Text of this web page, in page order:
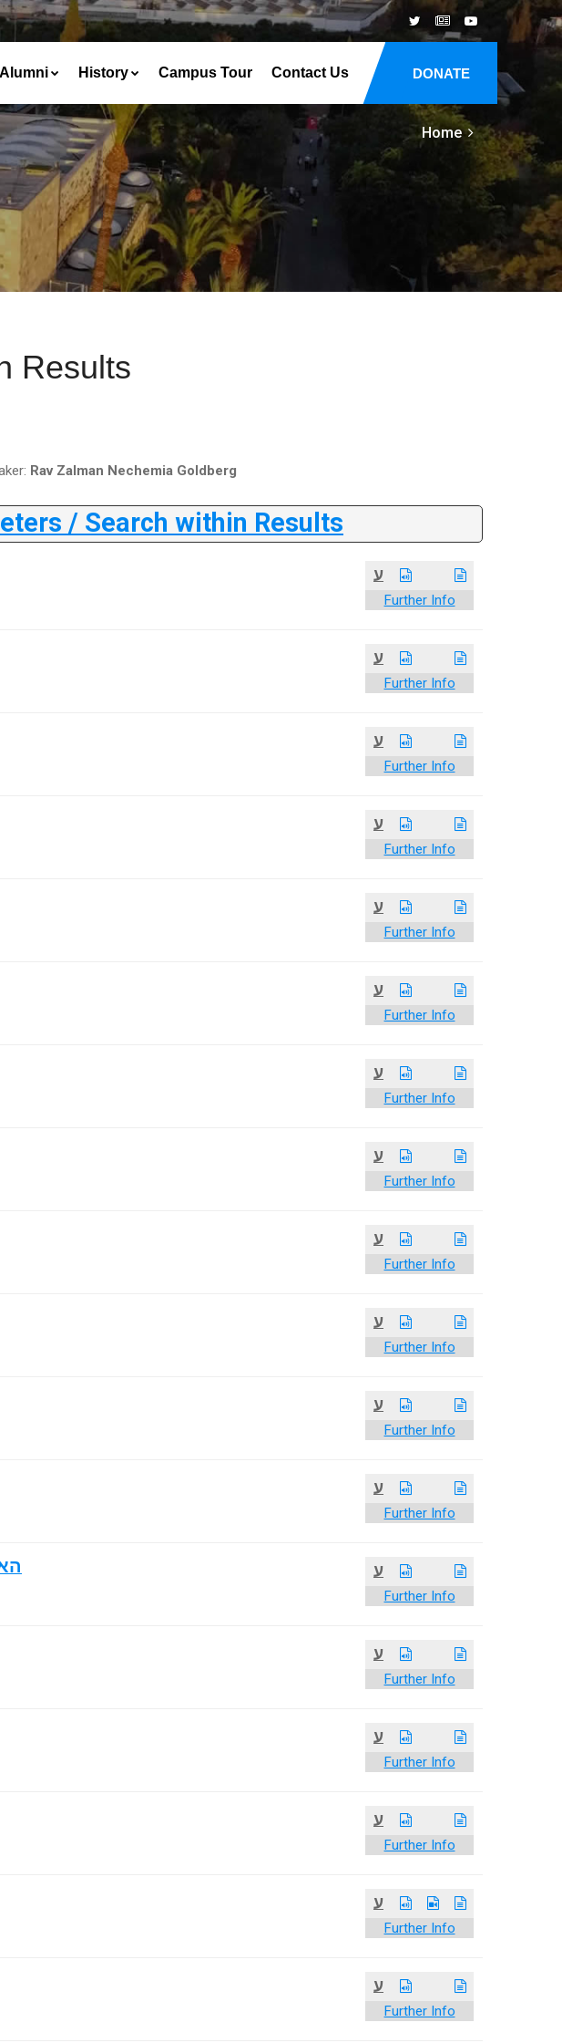
DONATE
Alumni History Campus Tour Contact Us
Home
Results
Rav Zalman Nechemia Goldberg
/ Search within Results
ע
Further Info
ע
Further Info
ע
Further Info
ע
Further Info
ע
Further Info
ע
Further Info
ע
Further Info
ע
Further Info
ע
Further Info
ע
Further Info
ע
Further Info
ע
Further Info
ע
Further Info
ע
Further Info
ע
Further Info
ע
Further Info
ע
Further Info
ע
Further Info